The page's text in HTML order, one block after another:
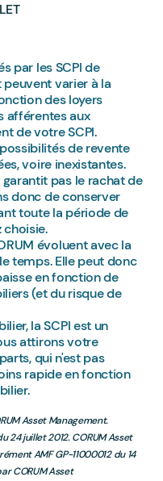
par les SCPI de
peuvent varier à la
des loyers
afférentes aux
de votre SCPI.
de revente
voire inexistantes.
pas le rachat de
donc de conserver
toute la période de
évoluent avec la
temps. Elle peut donc
en fonction de
(et du risque de
la SCPI est un
attirons votre
qui n'est pas
rapide en fonction
Asset Management.
24 juillet 2012. CORUM Asset
AMF GP-11000012 du 14
CORUM Asset